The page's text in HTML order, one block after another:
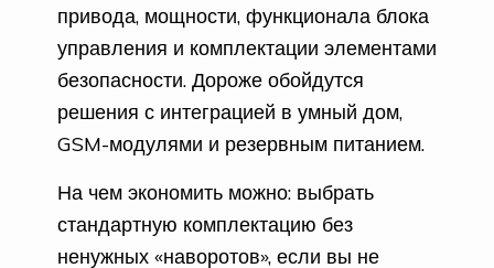
привода, мощности, функционала блока
управления и комплектации элементами
безопасности. Дороже обойдутся
решения с интеграцией в умный дом,
GSM-модулями и резервным питанием.
На чем экономить можно: выбрать
стандартную комплектацию без
ненужных «наворотов», если вы не